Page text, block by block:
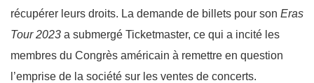
récupérer leurs droits. La demande de billets pour son Eras
Tour 2023 a submergé Ticketmaster, ce qui a incité les
membres du Congrès américain à remettre en question
l’emprise de la société sur les ventes de concerts.